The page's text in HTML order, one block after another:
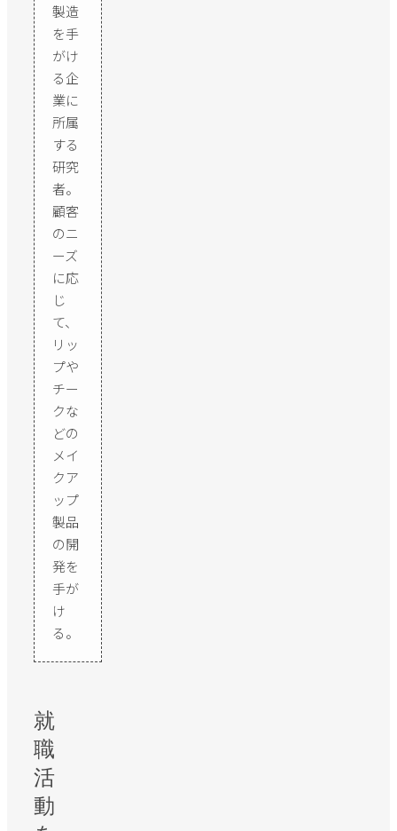
製造
を手
がけ
る企
業に
所属
する
研究
者。
顧客
のニ
ーズ
に応
じ
て、
リッ
プや
チー
クな
どの
メイ
クア
ップ
製品
の開
発を
手が
け
る。
就
職
活
動